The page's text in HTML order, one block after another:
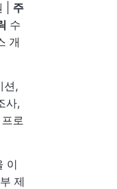
| 주
수
개
션,
사,
로
이
제